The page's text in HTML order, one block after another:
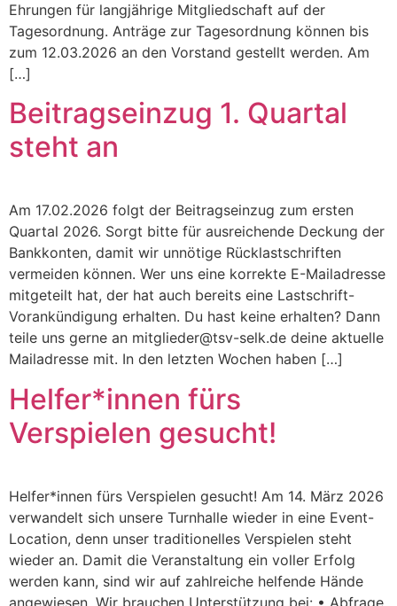
Ehrungen für langjährige Mitgliedschaft auf der
Tagesordnung. Anträge zur Tagesordnung können bis
zum 12.03.2026 an den Vorstand gestellt werden. Am
[…]
Beitragseinzug 1. Quartal
steht an
Am 17.02.2026 folgt der Beitragseinzug zum ersten
Quartal 2026. Sorgt bitte für ausreichende Deckung der
Bankkonten, damit wir unnötige Rücklastschriften
vermeiden können. Wer uns eine korrekte E-Mailadresse
mitgeteilt hat, der hat auch bereits eine Lastschrift-
Vorankündigung erhalten. Du hast keine erhalten? Dann
teile uns gerne an mitglieder@tsv-selk.de deine aktuelle
Mailadresse mit. In den letzten Wochen haben […]
Helfer*innen fürs
Verspielen gesucht!
Helfer*innen fürs Verspielen gesucht! Am 14. März 2026
verwandelt sich unsere Turnhalle wieder in eine Event-
Location, denn unser traditionelles Verspielen steht
wieder an. Damit die Veranstaltung ein voller Erfolg
werden kann, sind wir auf zahlreiche helfende Hände
angewiesen. Wir brauchen Unterstützung bei: •⁠ ⁠Abfrage